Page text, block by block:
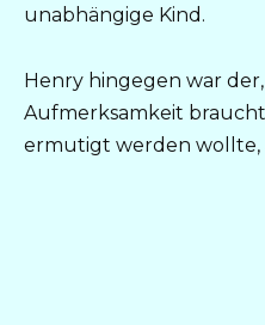
unabhängige Kind.
Henry hingegen war
Aufmerksamkeit
ermutigt werden wollte,